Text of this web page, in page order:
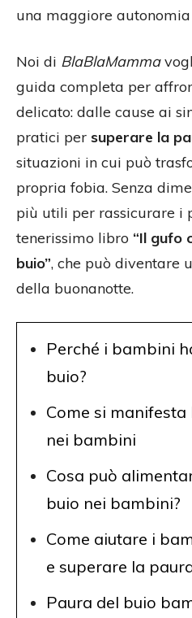
una maggiore
Noi di BlaBlaMamma
guida completa per
delicato: dalle cause ai
pratici per superare la
situazioni in cui può
propria fobia. Senza
più utili per rassicurare i
tenerissimo libro “Il gufo
buio”, che può diventare
della buonanotte.
Perché i bambini
buio?
Come si
nei bambini
Cosa può
buio nei bambini?
Come aiutare i
e superare la
Paura del buio